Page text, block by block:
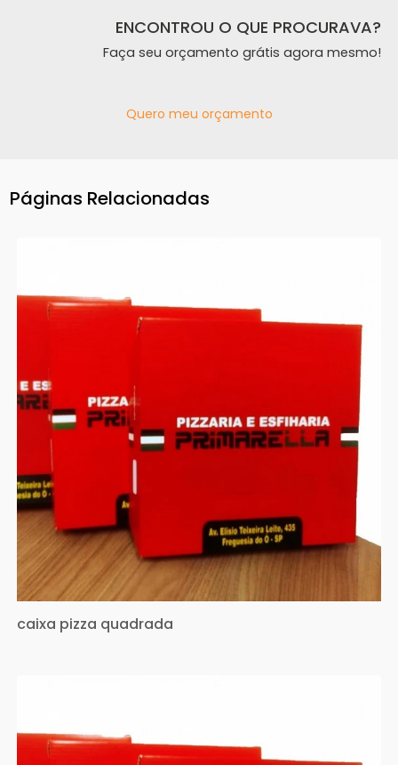
ENCONTROU O QUE PROCURAVA?
Faça seu orçamento grátis agora mesmo!
Quero meu orçamento
Páginas Relacionadas
caixa pizza quadrada